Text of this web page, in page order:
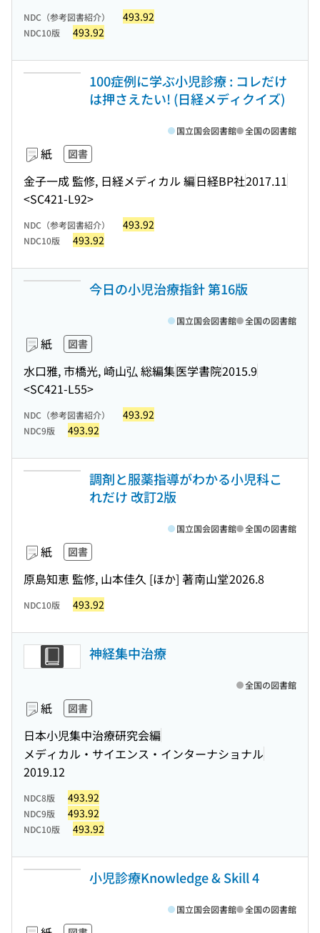
NDC（参考図書紹介） 493.92
NDC10版 493.92
100症例に学ぶ小児診療 : コレだけ
は押さえたい! (日経メディクイズ)
紙 図書
金子一成 監修, 日経メディカル 編日経BP社2017.11
<SC421-L92>
国立国会図書館 全国の図書館
NDC（参考図書紹介） 493.92
NDC10版 493.92
今日の小児治療指針 第16版
紙 図書
水口雅, 市橋光, 崎山弘 総編集医学書院2015.9
<SC421-L55>
国立国会図書館 全国の図書館
NDC（参考図書紹介） 493.92
NDC9版 493.92
調剤と服薬指導がわかる小児科こ
れだけ 改訂2版
紙 図書
原島知恵 監修, 山本佳久 [ほか] 著南山堂2026.8
国立国会図書館 全国の図書館
NDC10版 493.92
神経集中治療
紙 図書
日本小児集中治療研究会編
メディカル・サイエンス・インターナショナル
2019.12
全国の図書館
NDC8版 493.92
NDC9版 493.92
NDC10版 493.92
小児診療Knowledge & Skill 4
国立国会図書館 全国の図書館